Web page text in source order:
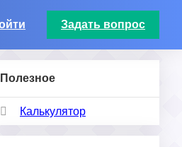
Задать вопрос
Полезное
Калькулятор